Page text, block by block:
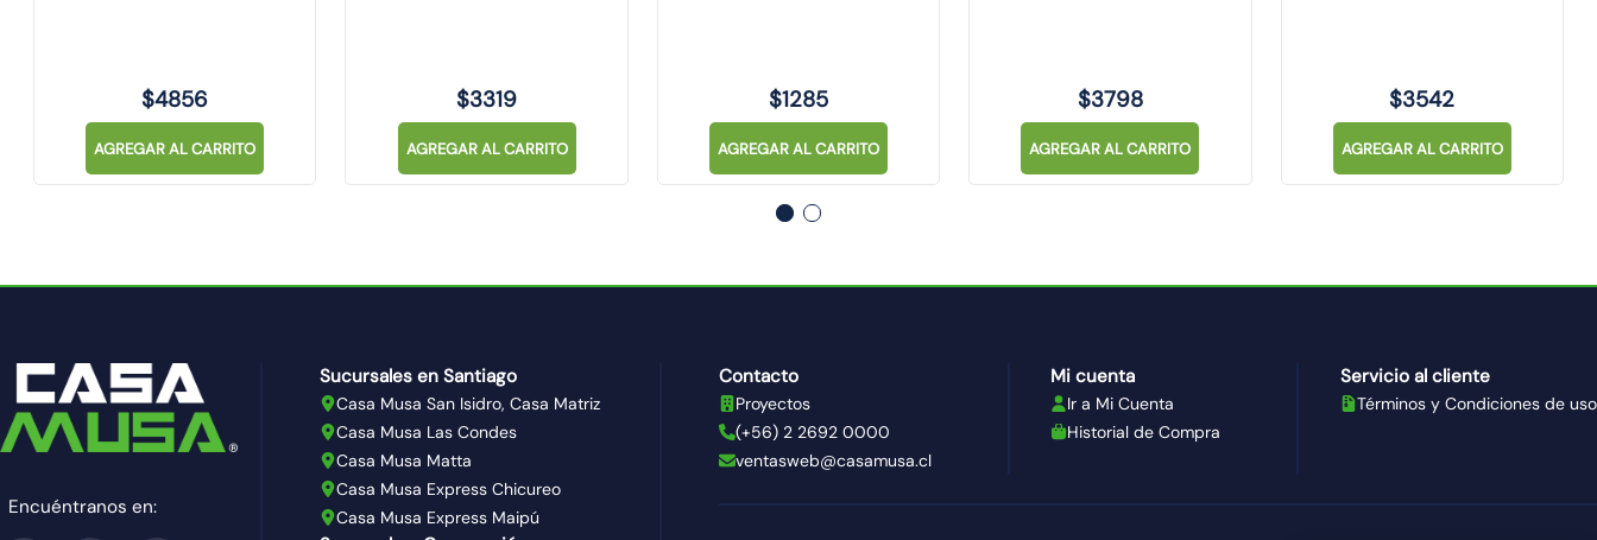
$4856
AGREGAR AL CARRITO
$3319
AGREGAR AL CARRITO
$1285
AGREGAR AL CARRITO
$3798
AGREGAR AL CARRITO
$3542
AGREGAR AL CARRITO
Encuéntranos en:
Sucursales en Santiago
Casa Musa San Isidro, Casa Matriz
Casa Musa Las Condes
Casa Musa Matta
Casa Musa Express Chicureo
Casa Musa Express Maipú
Contacto
Proyectos
(+56) 2 2692 0000
ventasweb@casamusa.cl
Mi cuenta
Ir a Mi Cuenta
Historial de Compra
Servicio al cliente
Términos y Condiciones de uso